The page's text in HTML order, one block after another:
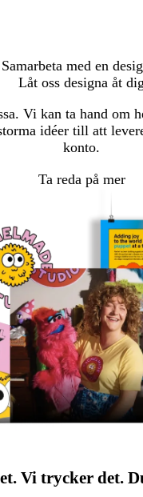
Samarbeta med en
Låt oss designa åt dig
Vi kan ta hand om
idéer till att
konto.
Ta reda på mer
Vi trycker det.